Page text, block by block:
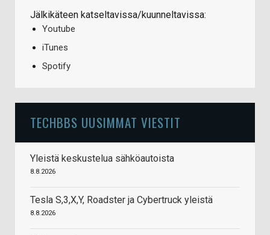
Jälkikäteen katseltavissa/kuunneltavissa:
Youtube
iTunes
Spotify
TECHBBS UUSIMMAT VIESTIT
Yleistä keskustelua sähköautoista
8.8.2026
Tesla S,3,X,Y, Roadster ja Cybertruck yleistä
8.8.2026